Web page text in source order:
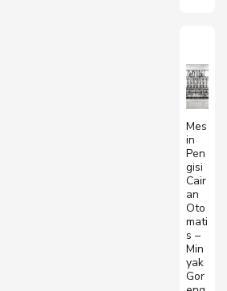
Mes
in
Pen
gisi
Cair
an
Oto
mati
s –
Min
yak
Gor